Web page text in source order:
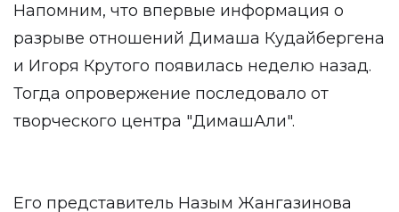
Напомним, что впервые информация о
разрыве отношений Димаша Кудайбергена
и Игоря Крутого появилась неделю назад.
Тогда опровержение последовало от
творческого центра "ДимашАли".
Его представитель Назым Жангазинова